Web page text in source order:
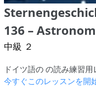
136 –
中級 ２
ドイツ語の の読み練習用
今すぐこのレッスンを開